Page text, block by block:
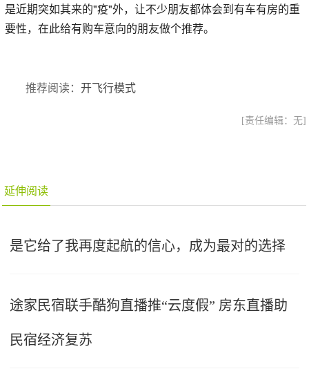
是近期突如其来的"疫"外，让不少朋友都体会到有车有房的重
要性，在此给有购车意向的朋友做个推荐。
推荐阅读：开飞行模式
[责任编辑：无]
延伸阅读
是它给了我再度起航的信心，成为最对的选择
途家民宿联手酷狗直播推“云度假” 房东直播助
民宿经济复苏